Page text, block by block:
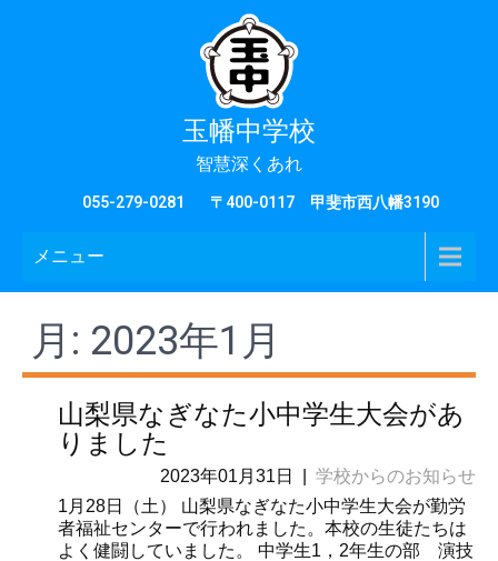
玉幡中学校
智慧深くあれ
055-279-0281 〒400-0117 甲斐市西八幡3190
メニュー
月: 2023年1月
山梨県なぎなた小中学生大会があ
りました
2023年01月31日
学校からのお知らせ
1月28日（土） 山梨県なぎなた小中学生大会が勤労
者福祉センターで行われました。本校の生徒たちは
よく健闘していました。 中学生1，2年生の部 演技